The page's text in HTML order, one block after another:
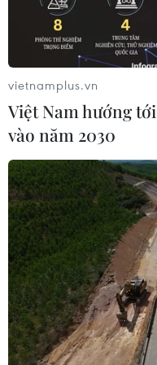
Nhà đầu tư thi công nền
tuyến cao tốc Bắc-Nam
Nếu công tác bàn
triển khai thực hiện
vietnamplus.vn
Việt Nam hướng
vào năm 2030